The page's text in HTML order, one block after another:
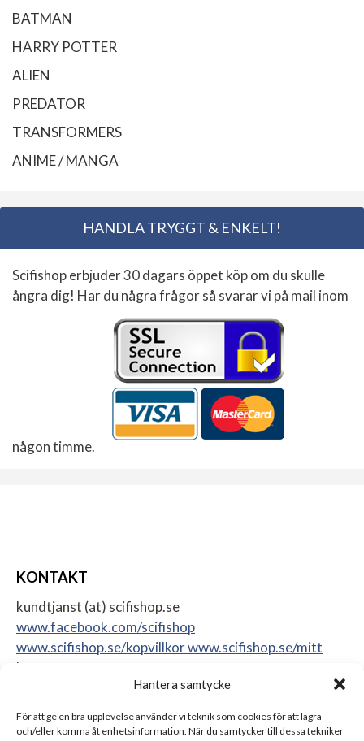
Hantera samtycke
För att ge en bra upplevelse använder vi teknik som cookies för att lagra
och/eller komma åt enhetsinformation. När du samtycker till dessa tekniker
BATMAN
HARRY POTTER
ALIEN
PREDATOR
TRANSFORMERS
ANIME / MANGA
HANDLA TRYGGT & ENKELT!
Scifishop erbjuder 30 dagars öppet köp om du skulle
ångra dig! Har du några frågor så svarar vi på mail inom
någon timme.
KONTAKT
kundtjanst (at) scifishop.se
www.facebook.com/scifishop
www.scifishop.se/kopvillkorwww.scifishop.se/mitt
konto
Sweden